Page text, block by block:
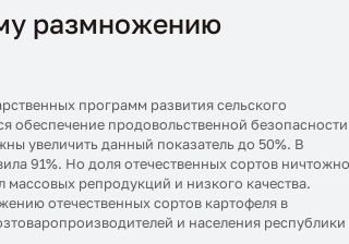
размножению
программ развития сельского
обеспечение продовольственной безопасности
увеличить данный показатель до 50%. В
91%. Но доля отечественных сортов
массовых репродукций и низкого качества.
отечественных сортов картофеля в
и населения республики